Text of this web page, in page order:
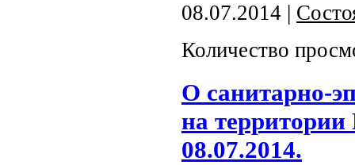
08.07.2014 |
Количество
О санитарно-
на
08.07.2014.